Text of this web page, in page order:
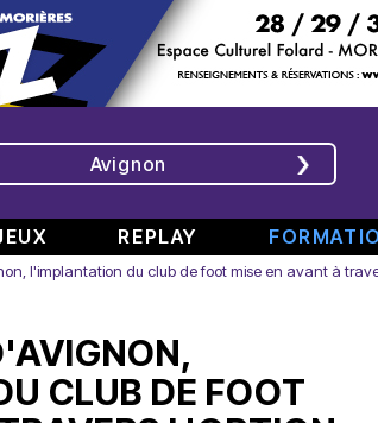
Avignon
REPLAY
Bande
808
#6
Rencontre
avec
Augusta
fait
son
de
presse
l'implantation du club de foot mise en avant à
CLUB DE FOOT